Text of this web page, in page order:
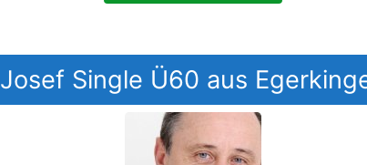
Josef Single Ü60 aus